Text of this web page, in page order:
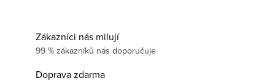
Zákazníci nás milují
99 % zákazníků nás doporučuje
Doprava zdarma